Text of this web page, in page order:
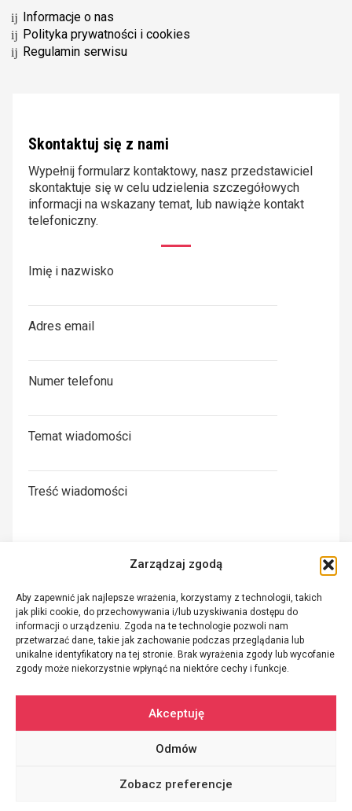
Zarządzaj zgodą
Aby zapewnić jak najlepsze wrażenia, korzystamy z technologii, takich
jak pliki cookie, do przechowywania i/lub uzyskiwania dostępu do
informacji o urządzeniu. Zgoda na te technologie pozwoli nam
przetwarzać dane, takie jak zachowanie podczas przeglądania lub
unikalne identyfikatory na tej stronie. Brak wyrażenia zgody lub wycofanie
zgody może niekorzystnie wpłynąć na niektóre cechy i funkcje.
Akceptuję
Odmów
Zobacz preferencje
Informacje o nas
Polityka prywatności i cookies
Regulamin serwisu
Skontaktuj się z nami
Wypełnij formularz kontaktowy, nasz przedstawiciel
skontaktuje się w celu udzielenia szczegółowych
informacji na wskazany temat, lub nawiąże kontakt
telefoniczny.
Imię i nazwisko
Adres email
Numer telefonu
Temat wiadomości
Treść wiadomości
Wyrażam zgodę na przetwarzanie moich danych
osobowych zgodnie z polityką prywatności w celu
kontaktu lub udzielenia odpowiedzi.
Wszelkie prawa zastrzeżone © 2026